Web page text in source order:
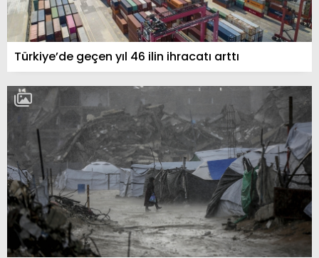
Türkiye’de geçen yıl 46 ilin ihracatı arttı